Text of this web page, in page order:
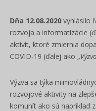
Dňa 12.08.2020 vyhlásilo
rozvoja a informatizácie
aktivít, ktoré zmiernia
COVID-19 (ďalej ako „
Výzva sa týka
rozvojové aktivity na
komunít ako sú napríklad